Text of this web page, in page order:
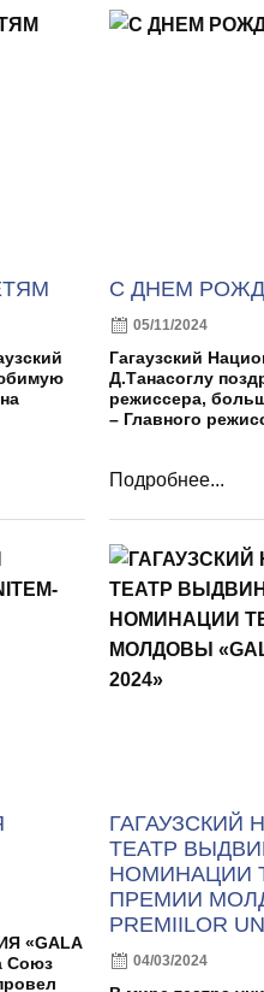
С ДНЕМ
05/11/2024
Гагаузский
Д.Танасоглу
режиссера,
– Главного
Подробнее...
«GALA
Союз
ГАГАУЗСКИЙ
ТЕАТР
НОМИНАЦИИ
ПРЕМИИ
PREMIILOR
04/03/2024